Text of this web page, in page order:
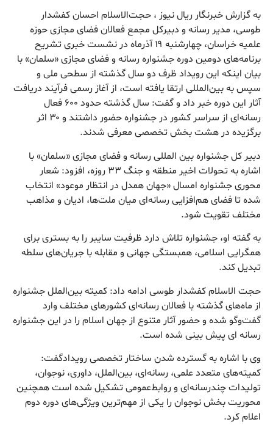
به گزارش خبرنگار ریال نیوز ، حجت‌الاسلام احسان کفشدار
طوسی، مدیر رسانه و دبیرکل مجمع فعالان فضای مجازی حوزه
علمیه خراسان، چهارشنبه ۱۹ آذرماه در نشست خبری تشریح
برنامه‌های دومین دوره جشنواره رسانه و فضای مجازی «سلمان» با
بیان اینکه این رویداد ظرف دو سال گذشته از سطحی ملی و
سپس به بین‌المللی ارتقا یافته است، از آغاز رسمی فرآیند دریافت
آثار این دوره خبر داد و گفت: سال گذشته حدود ۶۰۰ فعال
رسانه‌ای از سراسر کشور در جشنواره حضور داشتند و ۳۰ اثر
برگزیده در هشت بخش تخصصی معرفی شدند.
دبیر کل جشنواره بین المللی رسانه و فضای مجازی «سلمان» با
اشاره به تحولات اخیر منطقه و جنگ ۳۳ روزه، افزود: شعار
محوری جشنواره امسال «جهان همدل در انتظار موعود» انتخاب
شده تا فضای هم‌افزایی رسانه‌ای میان ملت‌ها، ادیان و مذاهب
مختلف تقویت شود.
به گفته او، جشنواره تلاش دارد ظرفیت سایبر را به بستری برای
همگرایی اسلامی، همبستگی جهانی و مقابله با جریان‌های سلطه
تبدیل کند.
حجت الاسلام کفشدار طوسی ادامه داد: کمیته بین‌الملل جشنواره
از ماه‌های گذشته با فعالان رسانه‌ای کشورهای مختلف وارد
گفت‌وگو شده و حضور آثار متنوع از جهان اسلام را در این جشنواره
رسانه ای پیش بینی شده است.
وی با اشاره به گسترده شدن ساختار تخصصی رویدادگفت:
کمیته‌های متعدد علمی، رسانه‌ای، بین‌الملل، داوری، نوجوان،
تولیدات چندرسانه‌ای و روابط‌عمومی تشکیل شده است همچنین
محوریت بخش نوجوان را یکی از مهم‌ترین ویژگی‌های دوره دوم
اعلام کرد.